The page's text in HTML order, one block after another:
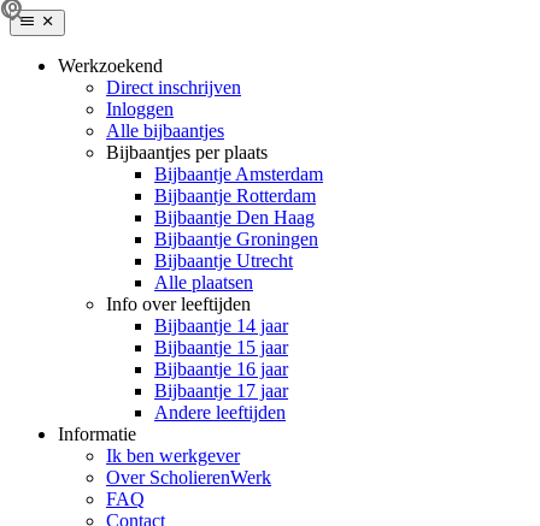
Werkzoekend
Direct inschrijven
Inloggen
Alle bijbaantjes
Bijbaantjes per plaats
Bijbaantje Amsterdam
Bijbaantje Rotterdam
Bijbaantje Den Haag
Bijbaantje Groningen
Bijbaantje Utrecht
Alle plaatsen
Info over leeftijden
Bijbaantje 14 jaar
Bijbaantje 15 jaar
Bijbaantje 16 jaar
Bijbaantje 17 jaar
Andere leeftijden
Informatie
Ik ben werkgever
Over ScholierenWerk
FAQ
Contact